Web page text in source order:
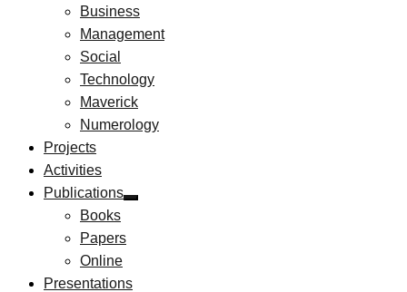
Business
Management
Social
Technology
Maverick
Numerology
Projects
Activities
Publications
Books
Papers
Online
Presentations